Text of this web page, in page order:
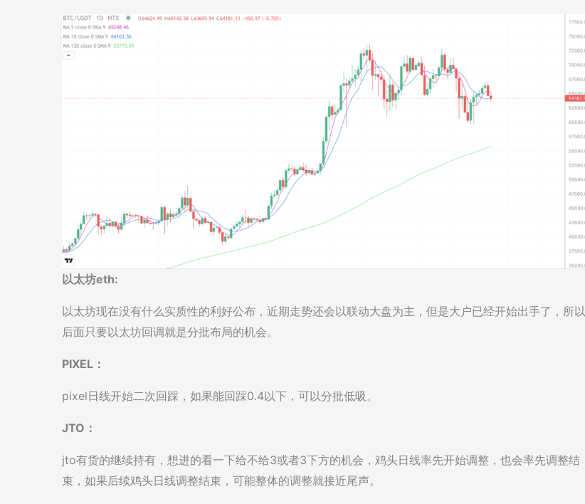
以太坊eth:
以太坊现在没有什么实质性的利好公布，近期走势还会以联动大盘为主，但是大户已经开始出手了，所以
后面只要以太坊回调就是分批布局的机会。
PIXEL：
pixel日线开始二次回踩，如果能回踩0.4以下，可以分批低吸。
JTO：
jto有货的继续持有，想进的看一下给不给3或者3下方的机会，鸡头日线率先开始调整，也会率先调整结
束，如果后续鸡头日线调整结束，可能整体的调整就接近尾声。